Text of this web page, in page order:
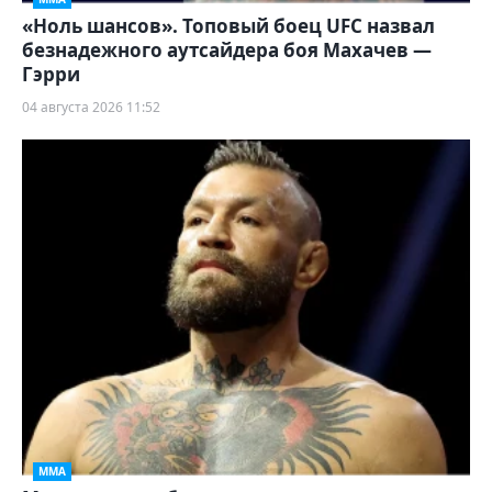
«Ноль шансов». Топовый боец UFC назвал
безнадежного аутсайдера боя Махачев —
Гэрри
04 августа 2026 11:52
ММА